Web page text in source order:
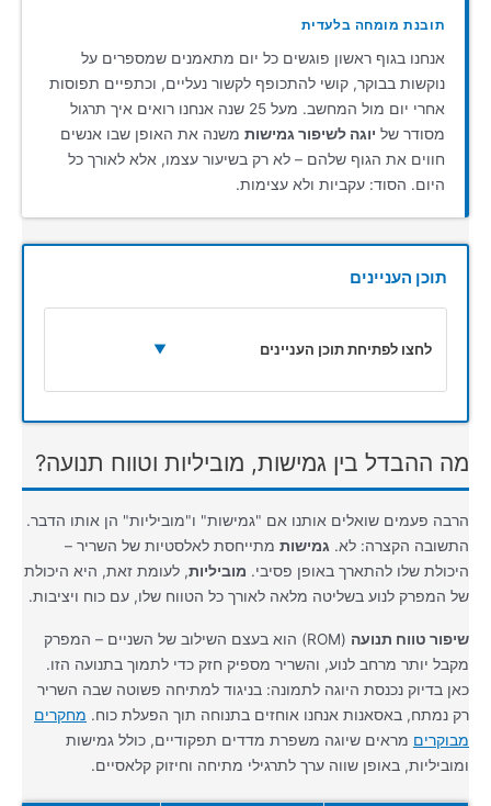
תובנת מומחה בלעדית
אנחנו בגוף ראשון פוגשים כל יום מתאמנים שמספרים על
נוקשות בבוקר, קושי להתכופף לקשור נעליים, וכתפיים תפוסות
אחרי יום מול המחשב. מעל 25 שנה אנחנו רואים איך תרגול
מסודר של יוגה לשיפור גמישותמשנה את האופן שבו אנשים
חווים את הגוף שלהם – לא רק בשיעור עצמו, אלא לאורך כל
היום. הסוד: עקביות ולא עצימות.
תוכן העניינים
לחצו לפתיחת תוכן העניינים ▼
מה ההבדל בין גמישות, מוביליות וטווח תנועה?
הרבה פעמים שואלים אותנו אם "גמישות" ו"מוביליות" הן אותו הדבר.
התשובה הקצרה: לא. גמישות מתייחסת לאלסטיות של השריר –
היכולת שלו להתארך באופן פסיבי. מוביליות, לעומת זאת, היא היכולת
של המפרק לנוע בשליטה מלאה לאורך כל הטווח שלו, עם כוח ויציבות.
שיפור טווח תנועה
(ROM) הוא בעצם השילוב של השניים – המפרק
מקבל יותר מרחב לנוע, והשריר מספיק חזק כדי לתמוך בתנועה הזו.
כאן בדיוק נכנסת היוגה לתמונה: בניגוד למתיחה פשוטה שבה השריר
רק נמתח, באסאנות אנחנו אוחזים בתנוחה תוך הפעלת כוח. מחקרים
מבוקרים מראים שיוגה משפרת מדדים תפקודיים, כולל גמישות
ומוביליות, באופן שווה ערך לתרגילי מתיחה וחיזוק קלאסיים.